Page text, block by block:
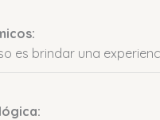
es brindar una